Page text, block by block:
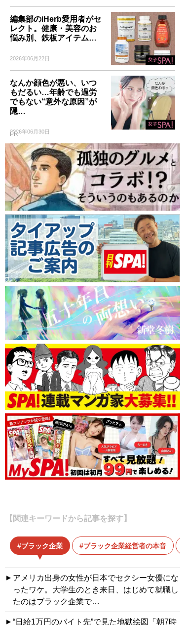
編集部のiHerb愛用者がセ
レクト。健康・美容のお
悩み別、鉄板アイテム…
2026年06月22日
なんか顔色が悪い、いつ
もだるい…年齢でも過労
でもない“意外な原因”が
隠…
2026年06月30日
PR
【関連キーワードから記事を探す】
ブラック企業 ブラック企業経営者の本音
アメリカ出身の女性が日本でセクシー女優にな
ったワケ。大学生のとき来日、はじめて就職し
たのはブラック企業で…
“日給1万円のバイト先”で見た地獄絵図「朝7時